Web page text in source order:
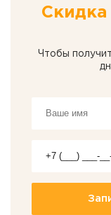
Скидка
Чтобы